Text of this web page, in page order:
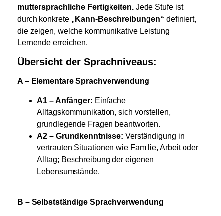
muttersprachliche Fertigkeiten. Jede Stufe ist
durch konkrete „Kann-Beschreibungen“ definiert,
die zeigen, welche kommunikative Leistung
Lernende erreichen.
Übersicht der Sprachniveaus:
A – Elementare Sprachverwendung
A1 – Anfänger: Einfache
Alltagskommunikation, sich vorstellen,
grundlegende Fragen beantworten.
A2 – Grundkenntnisse: Verständigung in
vertrauten Situationen wie Familie, Arbeit oder
Alltag; Beschreibung der eigenen
Lebensumstände.
B – Selbstständige Sprachverwendung